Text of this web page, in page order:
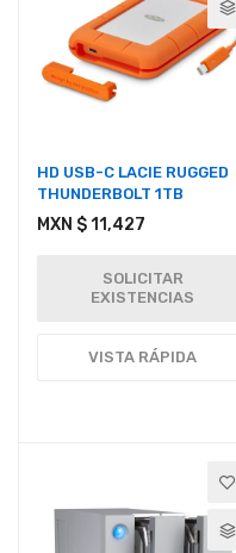
HD USB-C LACIE RUGGED
THUNDERBOLT 1TB
MXN $ 11,427
SOLICITAR
EXISTENCIAS
VISTA RÁPIDA